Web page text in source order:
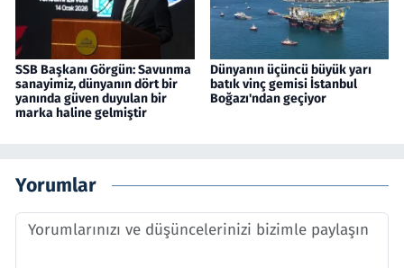
SSB Başkanı Görgün: Savunma
sanayimiz, dünyanın dört bir
yanında güven duyulan bir
marka haline gelmiştir
Dünyanın üçüncü büyük yarı
batık vinç gemisi İstanbul
Boğazı'ndan geçiyor
Yorumlar